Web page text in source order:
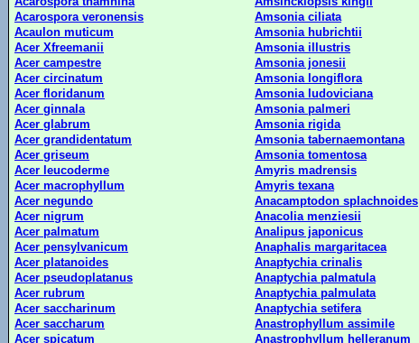
Acarospora veronensis
Amsonia ciliata
Acaulon muticum
Amsonia hubrichtii
Acer Xfreemanii
Amsonia illustris
Acer campestre
Amsonia jonesii
Acer circinatum
Amsonia longiflora
Acer floridanum
Amsonia ludoviciana
Acer ginnala
Amsonia palmeri
Acer glabrum
Amsonia rigida
Acer grandidentatum
Amsonia tabernaemontana
Acer griseum
Amsonia tomentosa
Acer leucoderme
Amyris madrensis
Acer macrophyllum
Amyris texana
Acer negundo
Anacamptodon splachnoides
Acer nigrum
Anacolia menziesii
Acer palmatum
Analipus japonicus
Acer pensylvanicum
Anaphalis margaritacea
Acer platanoides
Anaptychia crinalis
Acer pseudoplatanus
Anaptychia palmatula
Acer rubrum
Anaptychia palmulata
Acer saccharinum
Anaptychia setifera
Acer saccharum
Anastrophyllum assimile
Acer spicatum
Anastrophyllum helleranum